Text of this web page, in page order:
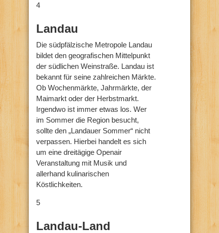
4
Landau
Die südpfälzische Metropole Landau
bildet den geografischen Mittelpunkt
der südlichen Weinstraße. Landau ist
bekannt für seine zahlreichen Märkte.
Ob Wochenmärkte, Jahrmärkte, der
Maimarkt oder der Herbstmarkt.
Irgendwo ist immer etwas los. Wer
im Sommer die Region besucht,
sollte den „Landauer Sommer“ nicht
verpassen. Hierbei handelt es sich
um eine dreitägige Openair
Veranstaltung mit Musik und
allerhand kulinarischen
Köstlichkeiten.
5
Landau-Land